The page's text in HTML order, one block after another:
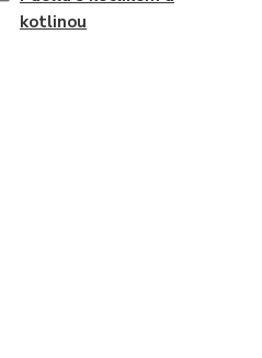
kotlinou